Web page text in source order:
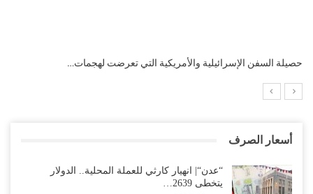
التضخم السنوي لمنطقة اليورو.. “إنفوجرافيك“..!
أسعار الصرف
“عدن“| انهيار كارثي للعملة المحلية.. الدولار
يتخطى 2639…